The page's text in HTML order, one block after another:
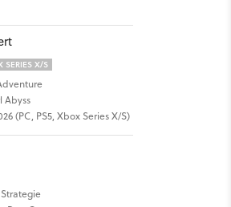
SERIES X/S
Abyss
(PC, PS5, Xbox Series X/S)